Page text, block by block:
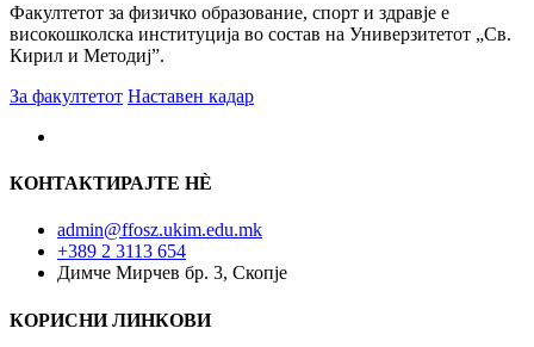
Факултетот за физичко образование, спорт и здравје е
високошколска институција во состав на Универзитетот „Св.
Кирил и Методиј”.
За факултетот Наставен кадар
КОНТАКТИРАЈТЕ НÈ
admin@ffosz.ukim.edu.mk
+389 2 3113 654
Димче Мирчев бр. 3, Скопје
КОРИСНИ ЛИНКОВИ